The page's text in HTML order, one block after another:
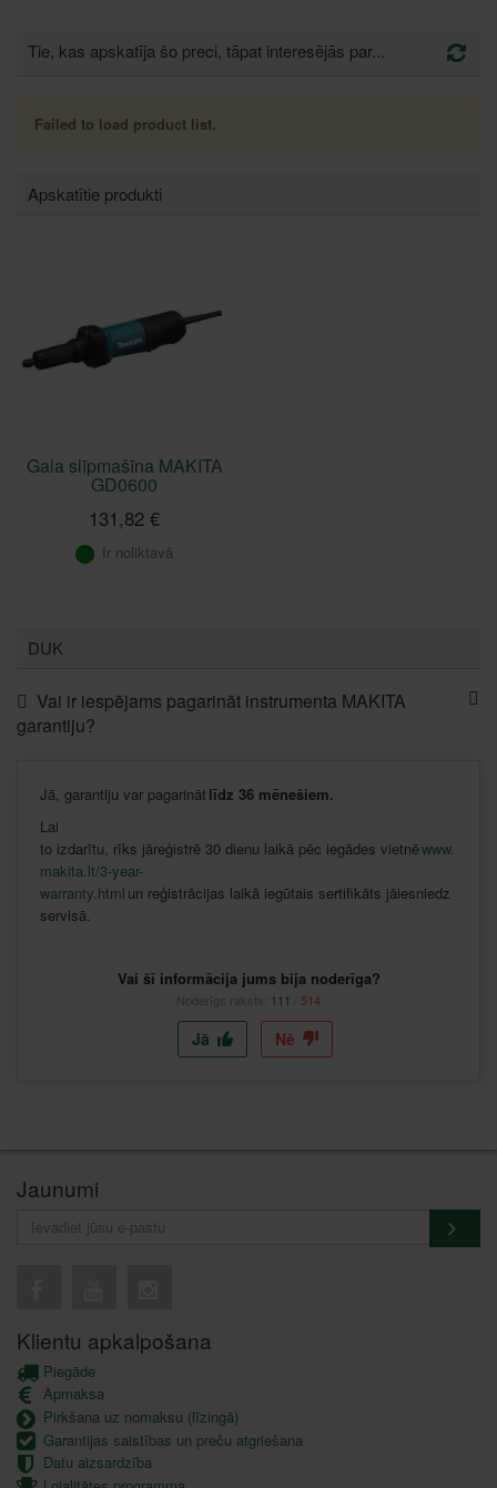
Tie, kas apskatīja šo preci, tāpat interesējās par...
Failed to load product list.
Apskatītie produkti
Gala slīpmašīna MAKITA
GD0600
131,82 €
Ir noliktavā
DUK
Vai ir iespējams pagarināt instrumenta MAKITA
garantiju?
Jā garantiju var pagarināt līdz 36 mēnešiem.
Lai
to izdarītu rīks jāreģistrē 30 dienu laikā pēc iegādes vietnēwww.
makita.lt/3-year-
warranty.html un reģistrācijas laikā iegūtais sertifikāts jāiesniedz
servisā
Vai šī informācija jums bija noderīga?
Noderīgs raksts: 111 514
Jā Nē
Jaunumi
Klientu apkalpošana
Piegāde
Apmaksa
Pirkšana uz nomaksu (līzingā)
Garantijas saistības un preču atgriešana
Datu aizsardzība